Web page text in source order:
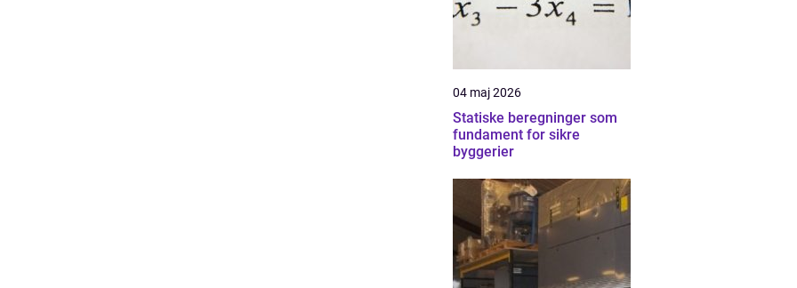
04 maj 2026
Statiske beregninger som
fundament for sikre
byggerier